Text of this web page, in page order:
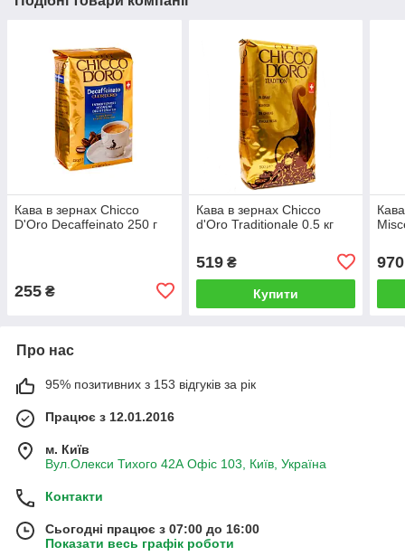
Кава в зернах Chicco
D'Oro Decaffeinato 250 г
255 ₴
Кава в зернах Chicco
d'Oro Traditionale 0.5 кг
519₴
Купити
970
Про нас
95% позитивних з 153 відгуків за рік
Працює з 12.01.2016
м. Київ
Вул.Олекси Тихого 42А Офіс 103, Київ, Україна
Контакти
Сьогодні працює з 07:00 до 16:00
Показати весь графік роботи